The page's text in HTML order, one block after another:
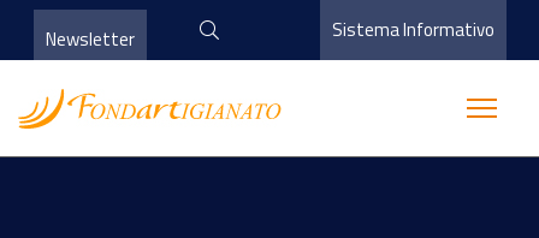
Newsletter Sistema Informativo